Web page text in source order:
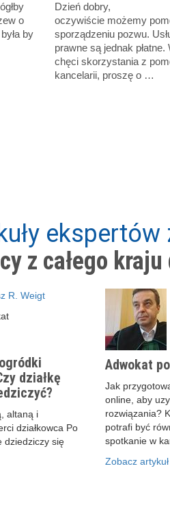
o
by
Dzień dobry,
oczywiście możemy
sporządzeniu pozwu.
prawne są jednak płatne.
chęci skorzystania z
kancelarii, proszę o …
z całego
R. Weigt
działkę
altaną i
działkowca Po
dziedziczy się
Adwokat
Jak
online, aby
rozwiązania?
potrafi być
spotkanie w
Zobacz artykuł